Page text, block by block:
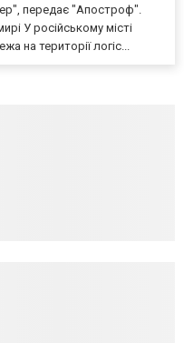
передає "Апостроф".
У російському місті
на території логіс...